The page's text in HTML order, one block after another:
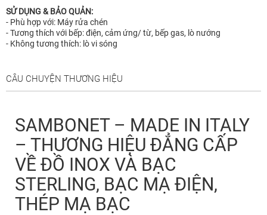
SỬ DỤNG & BẢO QUẢN:
- Phù hợp với: Máy rửa chén
- Tương thích với bếp: điện, cảm ứng/ từ, bếp gas, lò nướng
- Không tương thích: lò vi sóng
CÂU CHUYỆN THƯƠNG HIỆU
SAMBONET – MADE IN ITALY
– THƯƠNG HIỆU ĐẲNG CẤP
VỀ ĐỒ INOX VÀ BẠC
STERLING, BẠC MẠ ĐIỆN,
THÉP MẠ BẠC